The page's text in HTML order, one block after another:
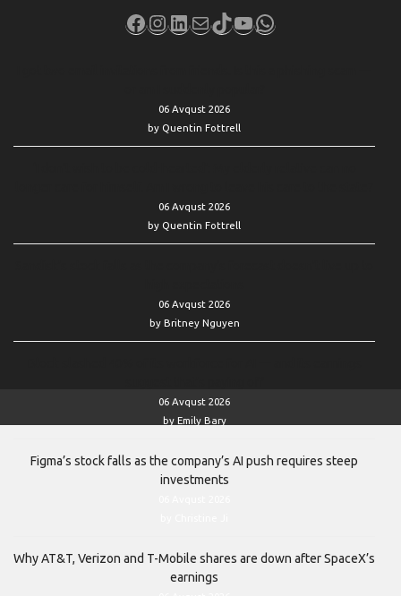
Facebook
Instagram
LinkedIn
MailTikTok
YouTube
WhatsApp
06 Avqust 2026
by Quentin Fottrell
06 Avqust 2026
by Quentin Fottrell
06 Avqust 2026
by Britney Nguyen
06 Avqust 2026
by Emily Bary
Figma’s stock falls as the company’s AI push requires steep
investments
Why AT&T, Verizon and T-Mobile shares are down after SpaceX’s
earnings